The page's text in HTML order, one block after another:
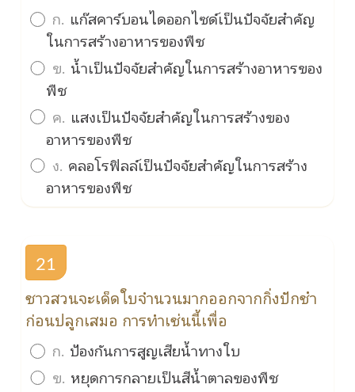
ก. แก๊สคาร์บอนไดออกไซด์เป็นปัจจัยสำคัญ
ในการสร้างอาหารของพืช
ข. น้ำเป็นปัจจัยสำคัญในการสร้างอาหารของ
พืช
ค. แสงเป็นปัจจัยสำคัญในการสร้างของ
อาหารของพืช
ง. คลอโรฟิลล์เป็นปัจจัยสำคัญในการสร้าง
อาหารของพืช
21
ชาวสวนจะเด็ดใบจำนวนมากออกจากกิ่งปักชำ
ก่อนปลูกเสมอ การทำเช่นนี้เพื่อ
ก. ป้องกันการสูญเสียน้ำทางใบ
ข. หยุดการกลายเป็นสีน้ำตาลของพืช